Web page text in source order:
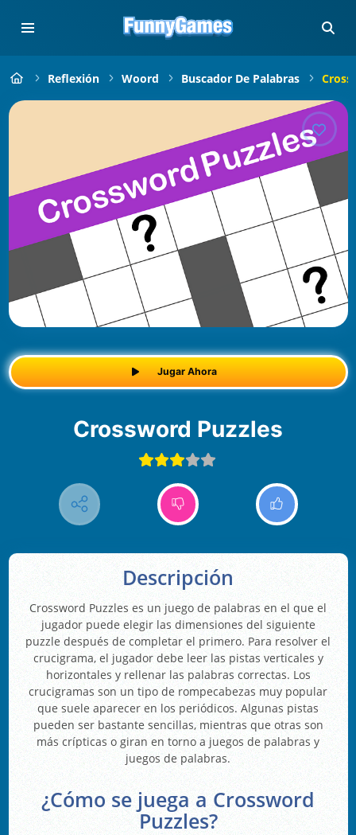
Reflexión Woord Buscador De Palabras
Jugar Ahora
Crossword Puzzles
Descripción
Crossword Puzzles es un juego de palabras en el que el
jugador puede elegir las dimensiones del siguiente
puzzle después de completar el primero. Para resolver el
crucigrama, el jugador debe leer las pistas verticales y
horizontales y rellenar las palabras correctas. Los
crucigramas son un tipo de rompecabezas muy popular
que suele aparecer en los periódicos. Algunas pistas
pueden ser bastante sencillas, mientras que otras son
más crípticas o giran en torno a juegos de palabras y
juegos de palabras.
¿Cómo se juega a Crossword
Puzzles?